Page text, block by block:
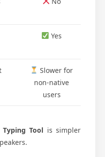
Yes
Slower for
non-native
users
Tool is simpler